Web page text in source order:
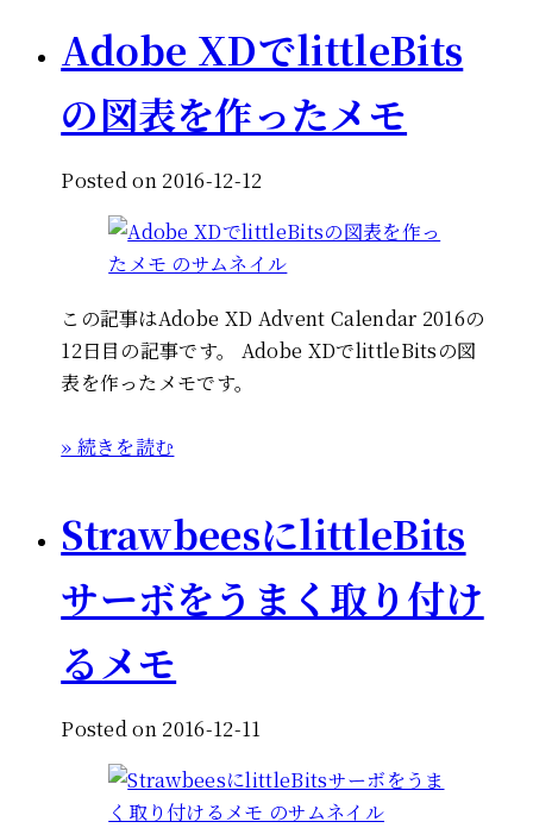
Adobe XDでlittleBits
の図表を作ったメモ
Posted on 2016-12-12
この記事はAdobe XD Advent Calendar 2016の
12日目の記事です。 Adobe XDでlittleBitsの図
表を作ったメモです。
» 続きを読む
StrawbeesにlittleBits
サーボをうまく取り付け
るメモ
Posted on 2016-12-11